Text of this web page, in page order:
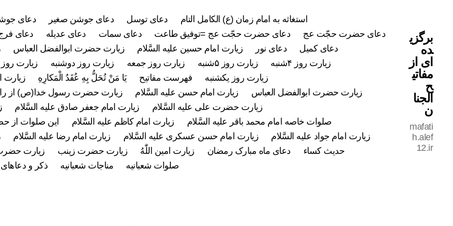
برگزی
ده
ای از
مفاتی
ح
الجنا
ن
mafati
h.alef
12.ir
استغاثه به امام زمان (ع) الکامل التام دعای توسل دعای جوشن صغیر
دعای
دعای حضرت حجّت عج
دعای حضرت حجّت عج =توفیق طاعت دعای سمات دعای عدیله
دعای
دعای کمیل
دعای نور زیارت امام حسین علیه السَّلام زیارت حضرت ابوالفضل العباس
زیارت روز ۴شنبه
زیارت روز ۵شنبه زیارت روز جمعه زیارت روز دوشنبه
زیارت
زیارت روز یکشنبه
فهرست مفاتیح يَا مَنْ تُحَلُّ بِهِ عُقَدُ الْمَكارِهِ
زیارت
زیارت حضرت ابوالفضل العباس
زیارت امام حسن علیه السَّلام
زیارت حضرت رسول خدا(ص) از
زیارت حضرت علی علیه السَّلام
زیارت امام جعفر صادق علیه السَّلام
صلوات خاصه امام محمد باقر علیه السَّلام
زیارت امام کاظم علیه السَّلام
این صلوات از
زیارت امام جواد علیه السَّلام
زیارت امام حسن عسکری علیه السَّلام زیارت امام رضا علیه السَّلام
حدیث کساء
دعای ماه مبارک رمضان زیارت امین اللّٰهُ زیارت حضرت زینب
زیارت
صلوات شعبانیه
مناجات شعبانیه ذکر و